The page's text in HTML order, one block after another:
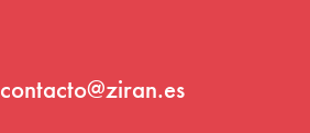
contacto@ziran.es